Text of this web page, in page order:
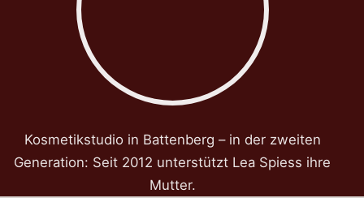
Kosmetikstudio in Battenberg – in der zweiten
Generation: Seit 2012 unterstützt Lea Spiess ihre
Mutter.